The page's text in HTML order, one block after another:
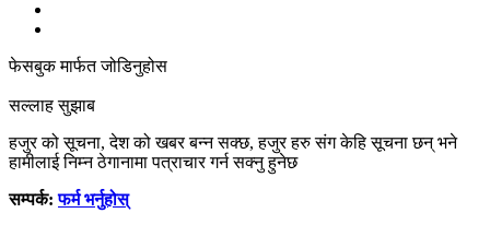
फेसबुक मार्फत जोडिनुहोस
सल्लाह सुझाब
हजुर को सूचना, देश को खबर बन्न सक्छ, हजुर हरु संग केहि सूचना छन् भने
हामीलाई निम्न ठेगानामा पत्राचार गर्न सक्नु हुनेछ
सम्पर्क:फर्म भर्नुहोस्